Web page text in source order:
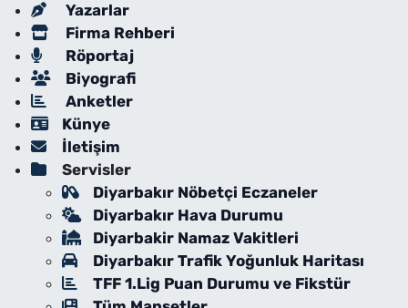
Yazarlar
Firma Rehberi
Röportaj
Biyografi
Anketler
Künye
İletişim
Servisler
Diyarbakır Nöbetçi Eczaneler
Diyarbakır Hava Durumu
Diyarbakir Namaz Vakitleri
Diyarbakır Trafik Yoğunluk Haritası
TFF 1.Lig Puan Durumu ve Fikstür